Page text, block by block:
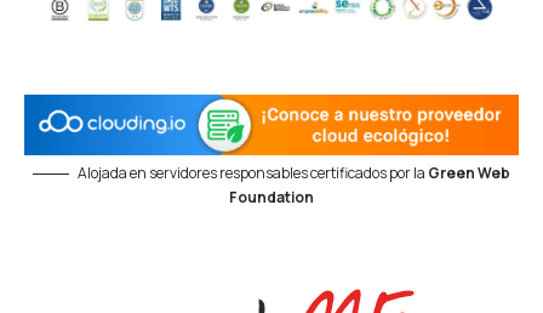
Alojada en servidores responsables certificados por la Green Web
Foundation